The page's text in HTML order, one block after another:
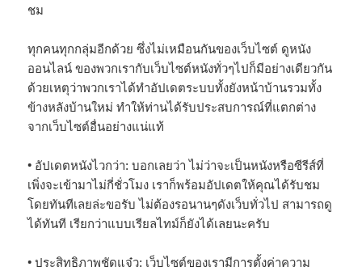
ชม
ทุกคนทุกกลุ่มอีกด้วย ซึ่งไม่เหมือนกันของเว็บไซต์ ดูหนัง
ออนไลน์ ของพวกเรากับเว็บไซต์หนังทั่วๆไปก็มีอย่างเดียวกัน
ด้วยเหตุว่าพวกเราได้ทำอัปเดตระบบทั้งยังหน้าบ้านรวมทั้ง
ข้างหลังบ้านใหม่ ทำให้ท่านได้รับประสบการณ์ที่แตกต่าง
จากเว็บไซต์อื่นอย่างแน่แท้
• อัปเดตหนังไวกว่า: บอกเลยว่า ไม่ว่าจะเป็นหนังหรือซีรีส์ที่
เพิ่งจะเข้ามาไม่กี่ชั่วโมง เราก็พร้อมอัปเดตให้คุณได้รับชม
โดยทันทีเลยล่ะขอรับ ไม่ต้องรอนานๆดังเว็บทั่วไป สามารถดู
ได้ทันที เรียกว่าแบบเรียลไทม์ก็ยังได้เลยนะครับ
• ประสิทธิภาพชัดแจ๋ว: เว็บไซต์ของเรามีการตั้งค่าความ